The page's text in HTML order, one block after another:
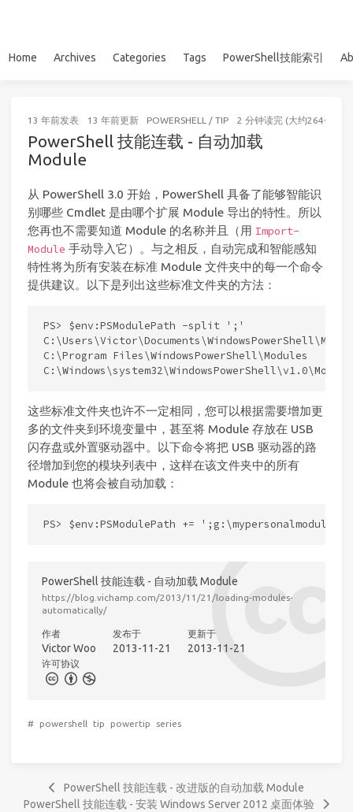
Home Archives Categories Tags PowerShell技能索引
13 年前发表 13 年前更新 POWERSHELL / TIP 2 分钟读完 (大约264个字)
PowerShell 技能连载 - 自动加载
Module
从 PowerShell 3.0 开始，PowerShell 具备了能够智能识
别哪些 Cmdlet 是由哪个扩展 Module 导出的特性。所以
您再也不需要知道 Module 的名称并且（用 Import-
Module 手动导入它）。与之相反，自动完成和智能感知
特性将为所有安装在标准 Module 文件夹中的每一个命令
提供建议。以下是列出这些标准文件夹的方法：
PS> $env:PSModulePath -split ';'
C:\Program Files\WindowsPowerShell\Modules
这些标准文件夹也许不一定相同，您可以根据需要增加更
多的文件夹到环境变量中，甚至将 Module 存放在 USB
闪存盘或外置驱动器中。以下命令将把 USB 驱动器的路
径增加到您的模块列表中，这样在该文件夹中的所有
Module 也将会被自动加载：
PowerShell 技能连载 - 自动加载 Module
https://blog.vichamp.com/2013/11/21/loading-modules-
automatically/
作者
Victor Woo
发布于
2013-11-21
更新于
2013-11-21
许可协议
# powershell tip powertip series
PowerShell 技能连载 - 改进版的自动加载 Module
PowerShell 技能连载 - 安装 Windows Server 2012 桌面体验